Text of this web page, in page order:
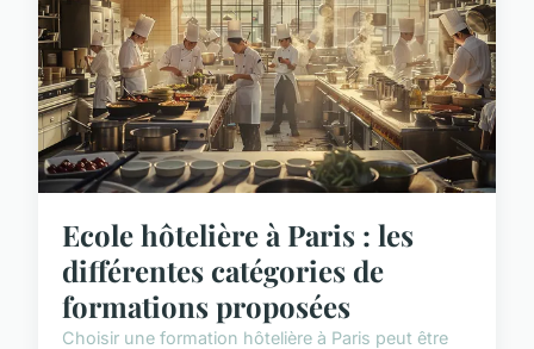
Ecole hôtelière à Paris : les
différentes catégories de
formations proposées
Choisir une formation hôtelière à Paris peut être